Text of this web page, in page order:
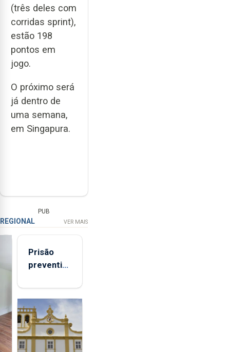
(três deles com
corridas sprint),
estão 198
pontos em
jogo.
O próximo será
já dentro de
uma semana,
em Singapura.
PUB
REGIONAL VER MAIS
Prisão
preventiva
suspeito
de coação
e
tentativa
de